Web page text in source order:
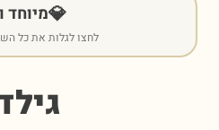
💎מיוחד
לחצו לגלות את כל